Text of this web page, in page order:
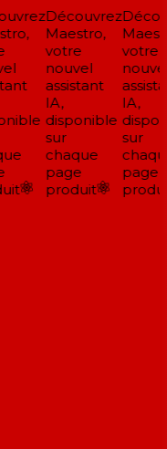
Découvrez
Maestro,
votre
nouvel
assistant
IA,
disponible
sur
chaque
page
produit
votre
nouvel
IA,
sur
page
produit